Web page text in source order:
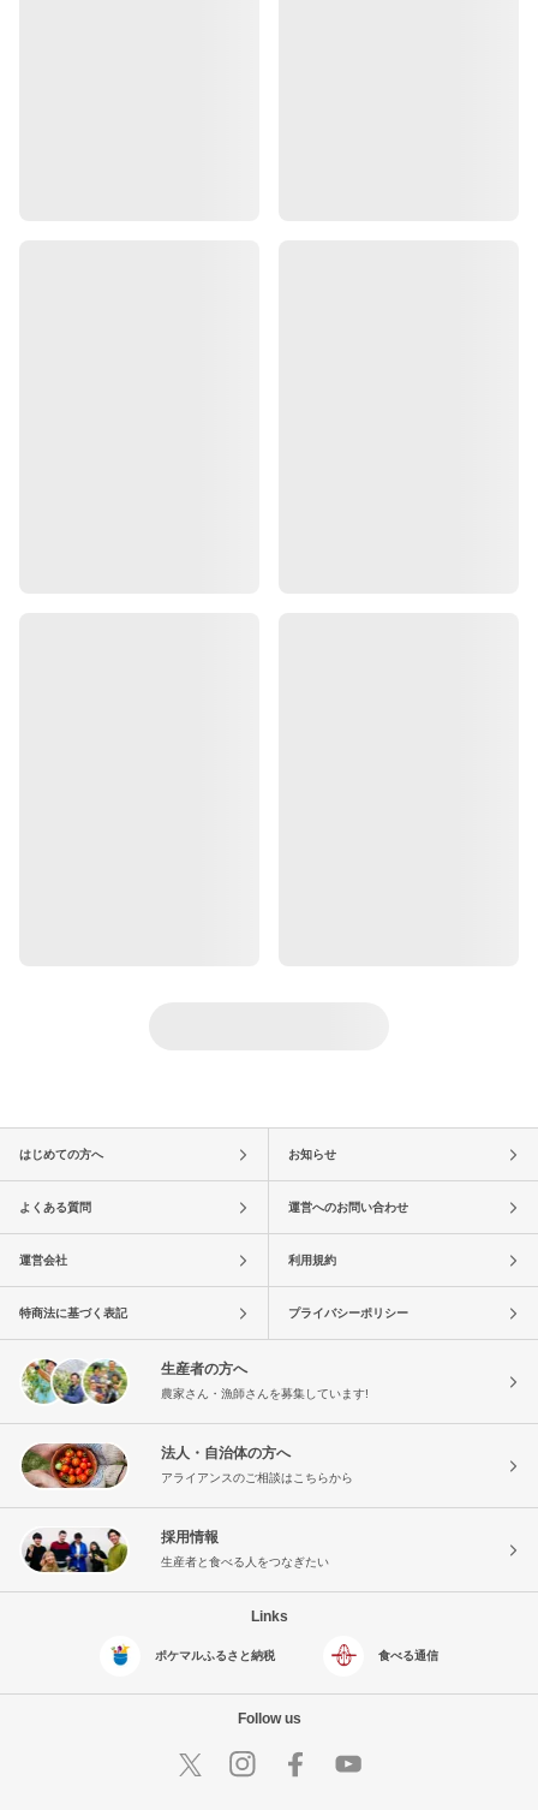
はじめての方へ お知らせ
よくある質問 運営へのお問い合わせ
運営会社 利用規約
特商法に基づく表記 プライバシーポリシー
生産者の方へ
農家さん・漁師さんを募集しています!
法人・自治体の方へ
アライアンスのご相談はこちらから
採用情報
生産者と食べる人をつなぎたい
Links
ポケマルふるさと納税 食べる通信
Follow us